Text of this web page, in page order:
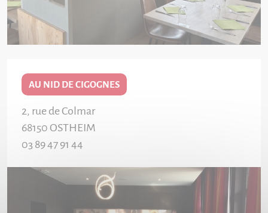
AU NID DE CIGOGNES
2, rue de Colmar
68150 OSTHEIM
03 89 47 91 44